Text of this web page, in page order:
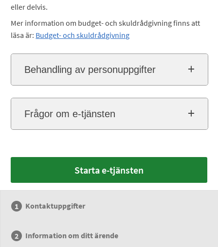
eller delvis.
Mer information om budget- och skuldrådgivning finns att
läsa är: Budget- och skuldrådgivning
Behandling av personuppgifter
Frågor om e-tjänsten
Starta e-tjänsten
Kontaktuppgifter
Information om ditt ärende